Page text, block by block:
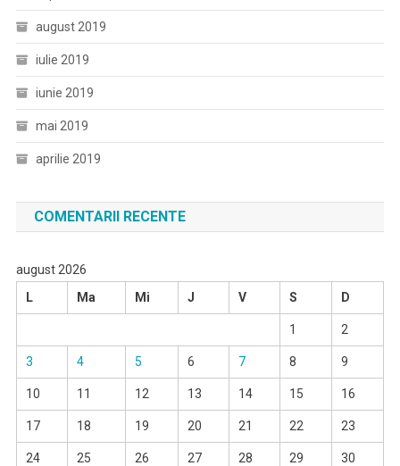
august 2019
iulie 2019
iunie 2019
mai 2019
aprilie 2019
COMENTARII RECENTE
august 2026
L
Ma Mi J V S D
1 2
3 4 5 6 7 8 9
10 11 12 13 14 15 16
17 18 19 20 21 22 23
24 25 26 27 28 29 30